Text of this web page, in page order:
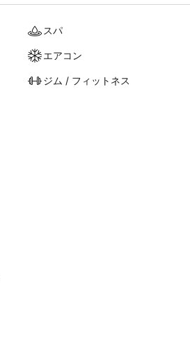
スパ
エアコン
ジム / フィットネス